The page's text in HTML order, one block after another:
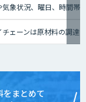
気象状況、曜日、時間帯
チェーンは原材料の調達
をまとめて